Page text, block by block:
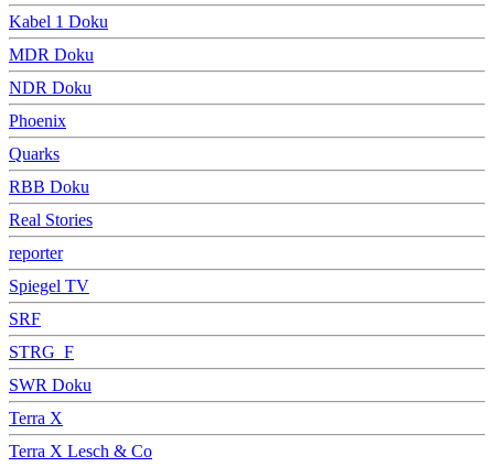
Kabel 1 Doku
MDR Doku
NDR Doku
Phoenix
Quarks
RBB Doku
Real Stories
reporter
Spiegel TV
SRF
STRG_F
SWR Doku
Terra X
Terra X Lesch & Co